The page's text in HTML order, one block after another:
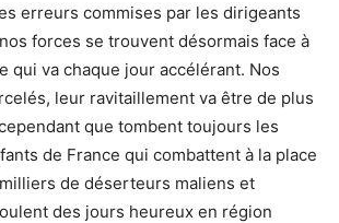
erreurs commises par les dirigeants
forces se trouvent désormais face à
qui va chaque jour accélérant. Nos
leur ravitaillement va être de plus
que tombent toujours les
de France qui combattent à la place
de déserteurs maliens et
des jours heureux en région